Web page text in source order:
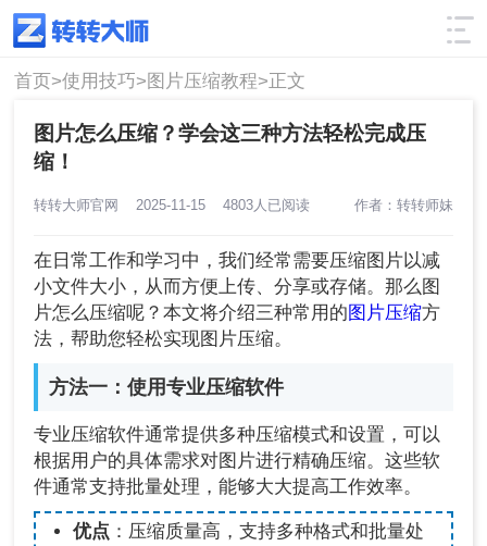
使用技巧 筛选
首页>使用技巧>图片压缩教程>正文
图片怎么压缩？学会这三种方法轻松完成压
缩！
转转大师官网 2025-11-15 4803人已阅读 作者：转转师妹
在日常工作和学习中，我们经常需要压缩图片以减
小文件大小，从而方便上传、分享或存储。那么图
片怎么压缩呢？本文将介绍三种常用的 图片压缩方
法，帮助您轻松实现图片压缩。
方法一：使用专业压缩软件
专业压缩软件通常提供多种压缩模式和设置，可以
根据用户的具体需求对图片进行精确压缩。这些软
件通常支持批量处理，能够大大提高工作效率。
优点 ：压缩质量高，支持多种格式和批量处